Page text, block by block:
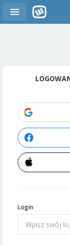
Login